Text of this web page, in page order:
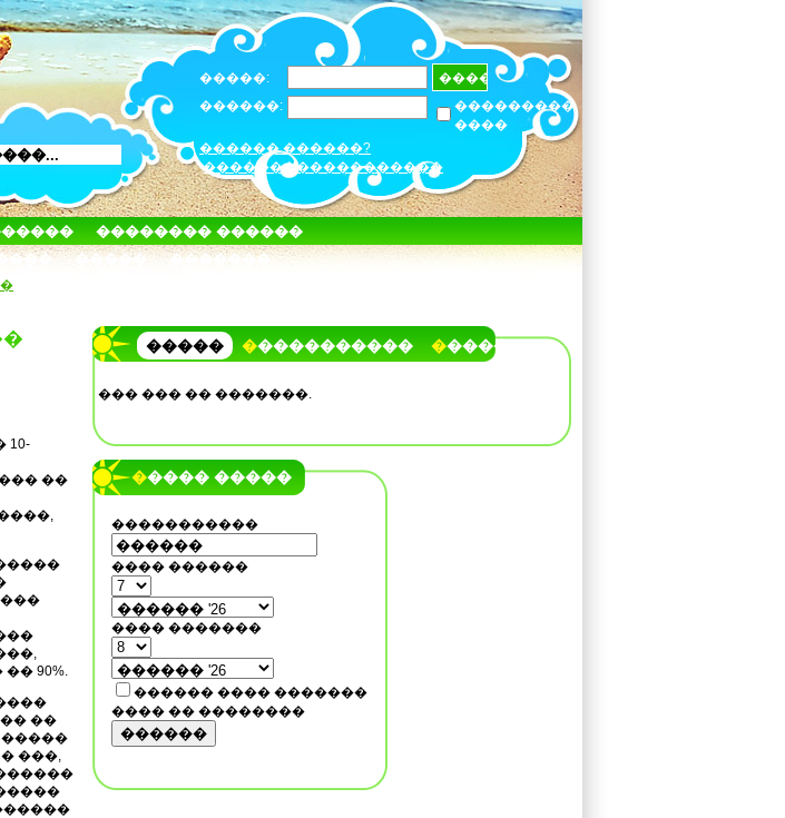
�����:
������:
���������
����
������ ������?
������������������
�������� ������
����� �������
��
90%.
��
���,
����� ����������� �����
��� ��� �� �������.
����� �����
�����������
���� ������
���� �������
������ ���� �������
���� �� ��������
������